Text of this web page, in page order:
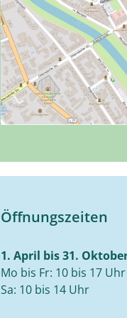
Öffnungszeiten
1. April bis 31.
Mo bis Fr: 10 bis 17 Uhr
Sa: 10 bis 14 Uhr